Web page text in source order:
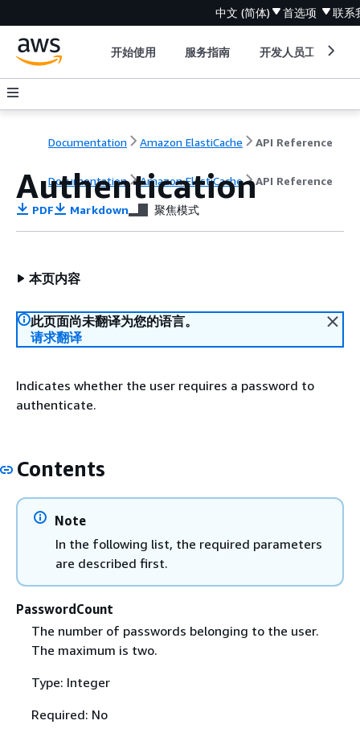
中文 (简体) 首选项 联系
开始使用 服务指南 开发人员工具
Documentation Amazon ElastiCache API Reference
Documentation Amazon ElastiCache API Reference
Authentication
PDF Markdown 聚焦模式
本页内容
此页面尚未翻译为您的语言。
请求翻译
Indicates whether the user requires a password to
authenticate.
Contents
Note
In the following list, the required parameters
are described first.
PasswordCount
The number of passwords belonging to the user.
The maximum is two.
Type: Integer
Required: No